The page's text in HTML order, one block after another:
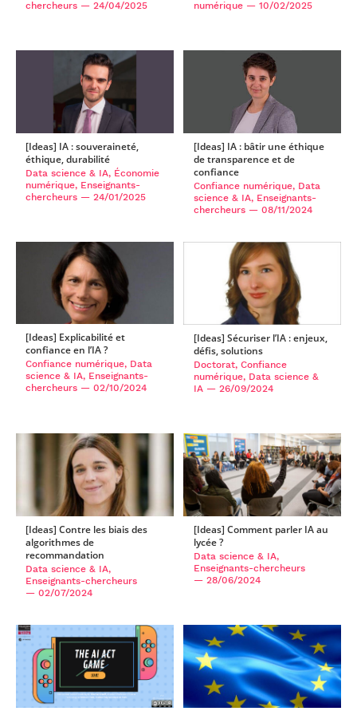
chercheurs — 24/04/2025
numérique— 10/02/2025
[Ideas] IA : souveraineté,
éthique, durabilité
Data science & IA, Économie
numérique, Enseignants-
chercheurs — 24/01/2025
[Ideas] IA : bâtir une éthique
de transparence et de
confiance
Confiance numérique, Data
science & IA, Enseignants-
chercheurs— 08/11/2024
[Ideas] Explicabilité et
confiance en l’IA ?
Confiance numérique, Data
science & IA, Enseignants-
chercheurs — 02/10/2024
[Ideas] Sécuriser l’IA : enjeux,
défis, solutions
Doctorat, Confiance
numérique, Data science &
IA— 26/09/2024
[Ideas] Contre les biais des
algorithmes de
recommandation
Data science & IA,
Enseignants-chercheurs
— 02/07/2024
[Ideas] Comment parler IA au
lycée ?
Data science & IA,
Enseignants-chercheurs
— 28/06/2024